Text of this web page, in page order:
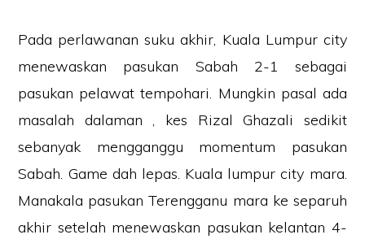
Pada perlawanan suku akhir, Kuala Lumpur city
menewaskan pasukan Sabah 2-1 sebagai
pasukan pelawat tempohari. Mungkin pasal ada
masalah dalaman , kes Rizal Ghazali sedikit
sebanyak mengganggu momentum pasukan
Sabah. Game dah lepas. Kuala lumpur city mara.
Manakala pasukan Terengganu mara ke separuh
akhir setelah menewaskan pasukan kelantan 4-